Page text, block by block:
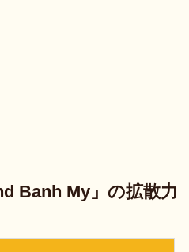
Banh My」の拡散力